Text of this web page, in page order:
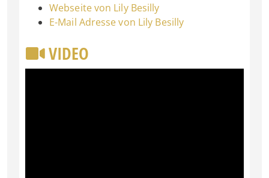
Webseite von Lily Besilly
E-Mail Adresse von Lily Besilly
VIDEO